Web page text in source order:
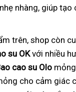
nhàng, giúp
trên, shop còn
su OKvới nhiều
cao su Olo
cho cảm giác